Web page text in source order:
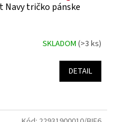
Navy tričko pánske
SKLADOM (>3 ks)
DETAIL